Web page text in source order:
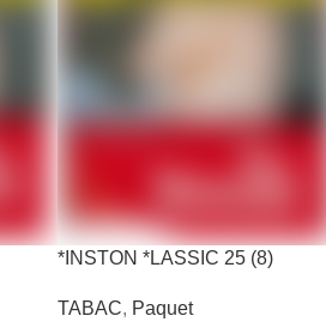
*INSTON *LASSIC 25 (8)
TABAC, Paquet